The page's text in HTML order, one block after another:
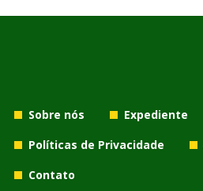
Sobre nós
Expediente
Políticas de Privacidade
Contato